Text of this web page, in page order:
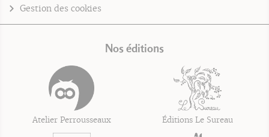
Gestion des cookies
Nos éditions
Atelier Perrousseaux Éditions Le Sureau